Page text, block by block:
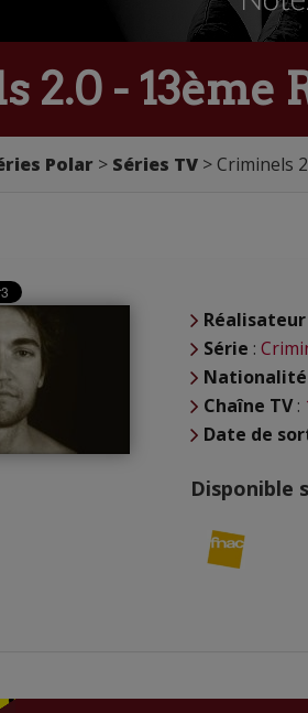
2.0 - 13ème
Polar Séries TV Criminels
Réalisateur
Série :
Nationalité
Chaîne TV:
Date de
Disponible